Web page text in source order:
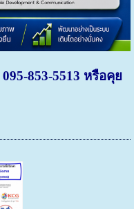
853-5513 หรือคุย